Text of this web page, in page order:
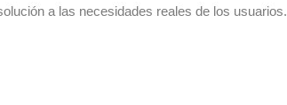
a las necesidades reales de los usuarios.